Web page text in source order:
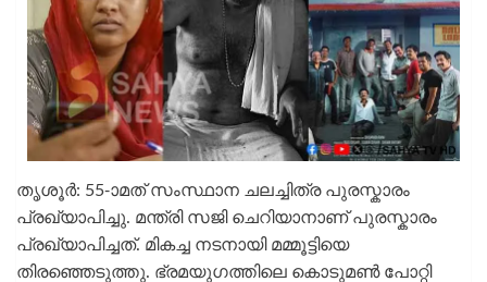
തൃശൂർ: 55-ാമത് സംസ്ഥാന ചലച്ചിത്ര പുരസ്കാരം
പ്രഖ്യാപിച്ചു. മന്ത്രി സജി ചെറിയാനാണ് പുരസ്കാരം
പ്രഖ്യാപിച്ചത്. മികച്ച നടനായി മമ്മൂട്ടിയെ
തിരഞ്ഞെടുത്തു. ഭ്രമയുഗത്തിലെ കൊടുമണ്‍ പോറ്റി